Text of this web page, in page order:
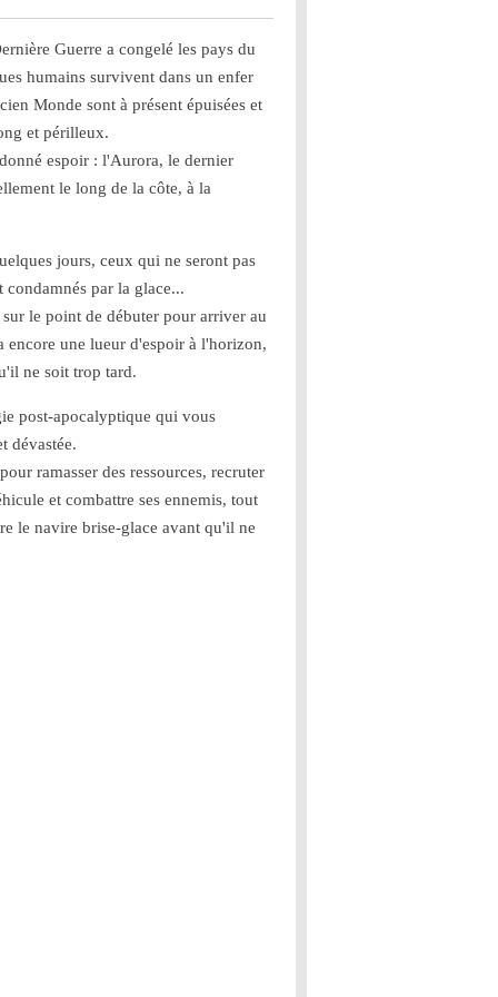
Guerre a congelé les pays du
humains survivent dans un enfer
Monde sont à présent épuisées et
et périlleux.
espoir : l'Aurora, le dernier
le long de la côte, à la
jours, ceux qui ne seront pas
par la glace...
le point de débuter pour arriver au
une lueur d'espoir à l'horizon,
ne soit trop tard.
post-apocalyptique qui vous
dévastée.
ramasser des ressources, recruter
et combattre ses ennemis, tout
le navire brise-glace avant qu'il ne